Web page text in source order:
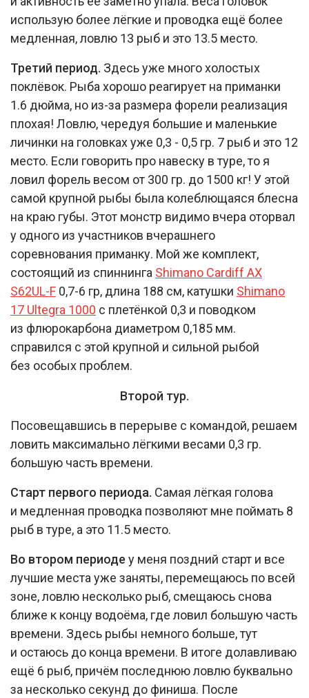
использую более лёгкие и проводка ещё более
медленная, ловлю 13 рыб и это 13.5 место.
Третий период. Здесь уже много холостых
поклёвок. Рыба хорошо реагирует на приманки
1.6 дюйма, но из-за размера форели реализация
плохая! Ловлю, чередуя большие и маленькие
личинки на головках уже 0,3 - 0,5 гр. 7 рыб и это 12
место. Если говорить про навеску в туре, то я
ловил форель весом от 300 гр. до 1500 кг! У этой
самой крупной рыбы была колеблющаяся блесна
на краю губы. Этот монстр видимо вчера оторвал
у одного из участников вчерашнего
соревнования приманку. Мой же комплект,
состоящий из спиннинга Shimano Cardiff AX
S62UL-F 0,7-6 гр, длина 188 см, катушки Shimano
17 Ultegra 1000 с плетёнкой 0,3 и поводком
из флюрокарбона диаметром 0,185 мм.
справился с этой крупной и сильной рыбой
без особых проблем.
Второй тур.
Посовещавшись в перерыве с командой, решаем
ловить максимально лёгкими весами 0,3 гр.
большую часть времени.
Старт первого периода. Самая лёгкая голова
и медленная проводка позволяют мне поймать 8
рыб в туре, а это 11.5 место.
Во втором периоде у меня поздний старт и все
лучшие места уже заняты, перемещаюсь по всей
зоне, ловлю несколько рыб, смещаюсь снова
ближе к концу водоёма, где ловил большую часть
времени. Здесь рыбы немного больше, тут
и остаюсь до конца времени. В итоге долавливаю
ещё 6 рыб, причём последнюю ловлю буквально
за несколько секунд до финиша. После